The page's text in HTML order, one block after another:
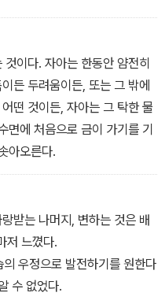
이다. 자아는 한동안 얌전히
든 두려움이든, 또는 그 밖에
떤 것이든, 자아는 그 탁한 물
면에 처음으로 금이 가기를 기
아오른다.
받는 나머지, 변하는 것은 배
저 느꼈다.
우정으로 발전하기를 원한다
수 없었다.